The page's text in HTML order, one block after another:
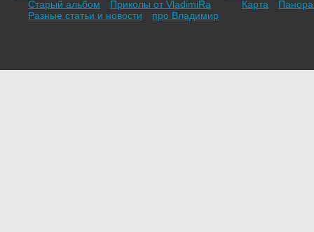
Старый альбом
Приколы от VladimiRа
Карта
Разные статьи и новости
про Владимир